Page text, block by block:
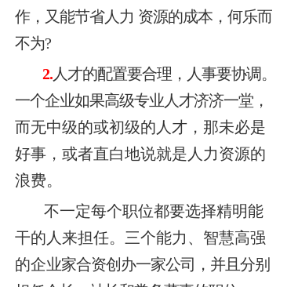
作，又能节省人力 资源的成本，何乐而
不为?
2.人才的配置要合理，人事要协调。
一个企业如果高级专业人才济济一堂，
而无中级的或初级的人才，那未必是
好事，或者直白地说就是人力资源的
浪费。
不一定每个职位都要选择精明能
干的人来担任。三个能力、智慧高强
的企业家合资创办一家公司，并且分别